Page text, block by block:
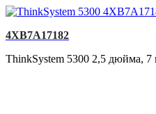
4XB7A17182
ThinkSystem 5300 2,5 дюйма,